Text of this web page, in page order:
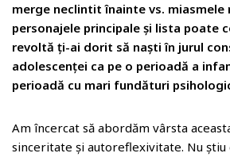
merge neclintit înainte vs. miasmele
personajele principale și lista poate
revoltă ți-ai dorit să naști în jurul
adolescenței ca pe o perioadă a
perioadă cu mari fundături
Am încercat să abordăm vârsta
sinceritate și autoreflexivitate. Nu știu